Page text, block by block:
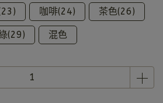
咖啡(24) 茶色(26)
(29) 混色